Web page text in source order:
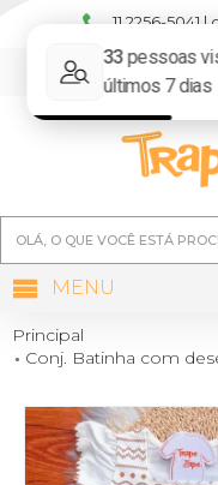
11 2256-
MENU
Principal
Conj. Batinha com